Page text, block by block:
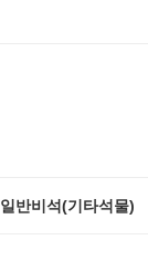
일반비석(기타석물)